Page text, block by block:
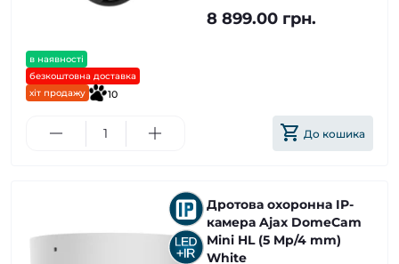
в наявності
безкоштовна доставка
хіт продажу
10
8 899.00 грн.
До кошика
Дротова охоронна IP-
камера Ajax DomeCam
Mini HL (5 Mp/4 mm)
White